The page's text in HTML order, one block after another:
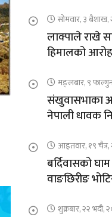
सोमवार, ३ बैशाख,
लाक्पाले राखे
हिमालको
मङ्लबार, ९
संखुवासभाका
नेपाली धावक
आइतवार, १९
बर्दिवासको
वाङछिरीङ
शुक्रबार, २२ भदौ,